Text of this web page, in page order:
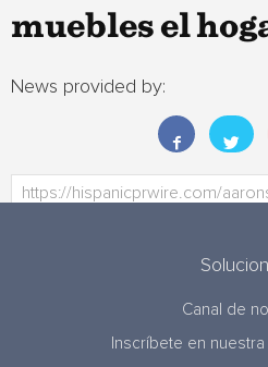
muebles el
News provided by:
Canal de
Inscríbete en